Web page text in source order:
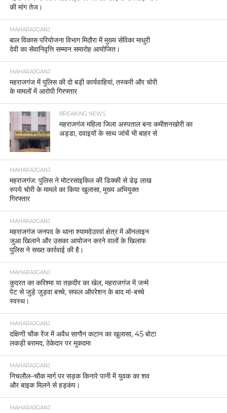
की मांग तेज।
MAHARAJGANJ
बाल विकास परियोजना विभाग मिठौरा में मुख्य सेविका माधुरी
देवी का सेवानिवृत्ति सम्मान समारोह आयोजित।
MAHARAJGANJ
महराजगंज में पुलिस की दो बड़ी कार्यवाहियां, तस्करी और चोरी
के मामलों में आरोपी गिरफ्तार
BREAKING NEWS
महराजगंज महिला जिला अस्पताल बना कमीशनखोरी का
अड्डा, दवाइयों के साथ जांचें भी बाहर से
MAHARAJGANJ
महराजगंज: पुलिस ने मोटरसाइकिल की डिक्की से डेढ़ लाख
रुपये चोरी के मामले का किया खुलासा, मुख्य अभियुक्त
गिरफ्तार
MAHARAJGANJ
महराजगंज जनपद के थाना श्यामदेउरवां क्षेत्र में ऑनलाइन
जुआ खिलाने और उसका आयोजन करने वालों के खिलाफ
पुलिस ने सख्त कार्रवाई की है।
MAHARAJGANJ
कुदरत का करिश्मा या तक़दीर का खेल, महराजगंज में जन्मे
पेट से जुड़े जुड़वा बच्चे, सफल ऑपरेशन के बाद मां-बच्चे
स्वस्थ।
MAHARAJGANJ
दक्षिणी चौक रेंज में अवैध सागौन कटान का खुलासा, 45 बोटा
लकड़ी बरामद, ठेकेदार पर मुकदमा
MAHARAJGANJ
निचलौल–चौक मार्ग पर सड़क किनारे पानी में युवक का शव
और बाइक मिलने से हड़कंप।
MAHARAJGANJ